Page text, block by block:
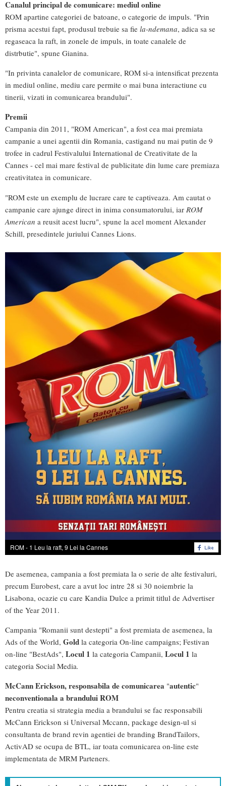
Canalul principal de comunicare: mediul online
ROM apartine categoriei de batoane, o categorie de impuls. "Prin
prisma acestui fapt, produsul trebuie sa fie la-ndemana, adica sa se
regaseaca la raft, in zonele de impuls, in toate canalele de
distrbutie", spune Gianina.
"In privinta canalelor de comunicare, ROM si-a intensificat prezenta
in mediul online, mediu care permite o mai buna interactiune cu
tinerii, vizati in comunicarea brandului".
Premii
Campania din 2011, "ROM American", a fost cea mai premiata
campanie a unei agentii din Romania, castigand nu mai putin de 9
trofee in cadrul Festivalului International de Creativitate de la
Cannes - cel mai mare festival de publicitate din lume care premiaza
creativitatea in comunicare.
"ROM este un exemplu de lucrare care te captiveaza. Am cautat o
campanie care ajunge direct in inima consumatorului, iar ROM
American a reusit acest lucru", spune la acel moment Alexander
Schill, presedintele juriului Cannes Lions.
ROM - 1 Leu la raft, 9 Lei la Cannes
De asemenea, campania a fost premiata la o serie de alte festivaluri,
precum Eurobest, care a avut loc intre 28 si 30 noiembrie la
Lisabona, ocazie cu care Kandia Dulce a primit titlul de Advertiser
of the Year 2011.
Campania "Romanii sunt destepti" a fost premiata de asemenea, la
Ads of the World, Gold la categoria On-line campaigns; Festivan
on-line "BestAds", Locul 1 la categoria Campanii, Locul 1 la
categoria Social Media.
McCann Erickson, responsabila de comunicarea "autentic"
neconventionala a brandului ROM
Pentru creatia si strategia media a brandului se fac responsabili
McCann Erickson si Universal Mccann, package design-ul si
consultanta de brand revin agentiei de branding BrandTailors,
ActivAD se ocupa de BTL, iar toata comunicarea on-line este
implementata de MRM Parteners.